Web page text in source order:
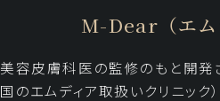
M-Dear（エム
美容皮膚科医の監修のもと開発
国のエムディア取扱いクリニック